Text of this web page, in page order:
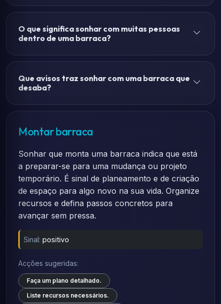
O que significa sonhar com muitas pessoas
dentro de uma barraca?
Que avisos traz sonhar com uma barraca que
desaba?
Montar barraca
Sonhar que monta uma barraca indica que está
a preparar-se para uma mudança ou projeto
temporário. É sinal de planeamento e de criação
de espaço para algo novo na sua vida. Organize
recursos e defina passos concretos para
avançar sem pressa.
Sinal: positivo
Acções sugeridas:
Faça um plano detalhado.
Liste recursos necessários.